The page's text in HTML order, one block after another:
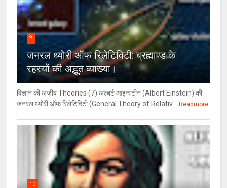
9
जनरल थ्‍योरी ऑफ रिलेटिविटी: ब्रह्माण्‍ड के
रहस्‍यों की अद्भुत व्‍याख्‍या।
विज्ञान की अजीब Theories (7) अल्‍बर्ट आइन्स्टीन (Albert Einstein) की
जनरल थ्योरी ऑफ रिलेटिविटी (General Theory of Relativ...
Readmore
10